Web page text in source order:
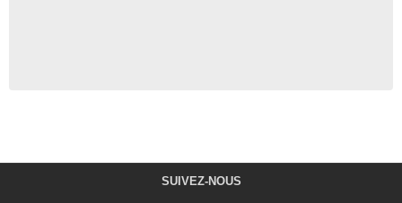
SUIVEZ-NOUS